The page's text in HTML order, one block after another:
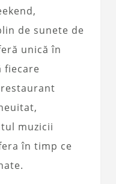
de sunete de
unică în
fiecare
muzicii
în timp ce